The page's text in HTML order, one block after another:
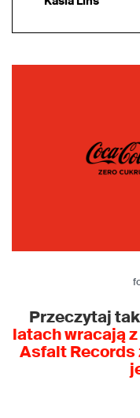
Przeczytaj
latach wracają
Asfalt Records